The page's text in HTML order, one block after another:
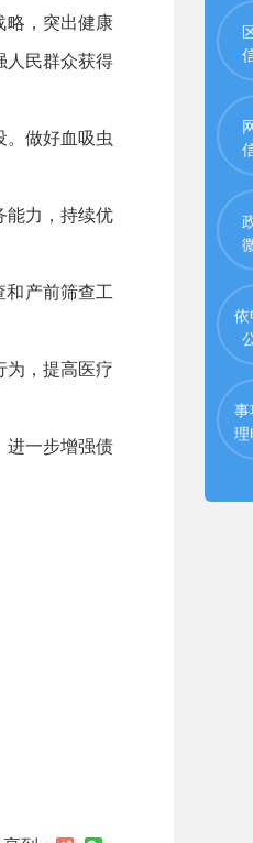
略，突出健康
人民群众获得
。做好血吸虫
能力，持续优
和产前筛查工
为，提高医疗
进一步增强债